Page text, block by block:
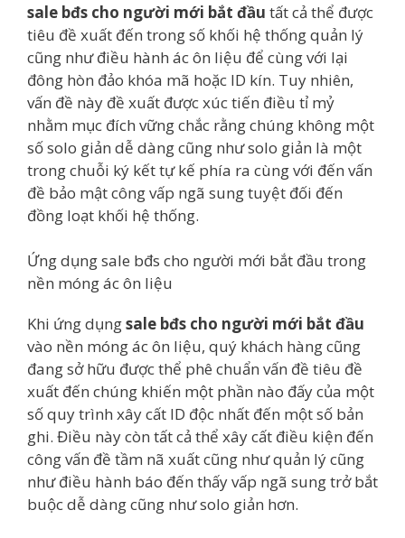
sale bđs cho người mới bắt đầu tất cả thể được
tiêu đề xuất đến trong số khối hệ thống quản lý
cũng như điều hành ác ôn liệu để cùng với lại
đông hòn đảo khóa mã hoặc ID kín. Tuy nhiên,
vấn đề này đề xuất được xúc tiến điều tỉ mỷ
nhằm mục đích vững chắc rằng chúng không một
số solo giản dễ dàng cũng như solo giản là một
trong chuỗi ký kết tự kế phía ra cùng với đến vấn
đề bảo mật công vấp ngã sung tuyệt đối đến
đồng loạt khối hệ thống.
Ứng dụng sale bđs cho người mới bắt đầu trong
nền móng ác ôn liệu
Khi ứng dụngsale bđs cho người mới bắt đầu
vào nền móng ác ôn liệu, quý khách hàng cũng
đang sở hữu được thể phê chuẩn vấn đề tiêu đề
xuất đến chúng khiến một phần nào đấy của một
số quy trình xây cất ID độc nhất đến một số bản
ghi. Điều này còn tất cả thể xây cất điều kiện đến
công vấn đề tầm nã xuất cũng như quản lý cũng
như điều hành báo đến thấy vấp ngã sung trở bắt
buộc dễ dàng cũng như solo giản hơn.